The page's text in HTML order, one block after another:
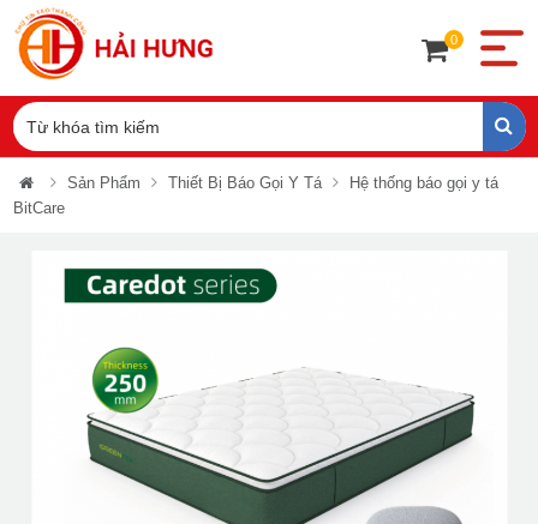
0
Sản Phẩm Thiết Bị Báo Gọi Y Tá
Hệ thống báo gọi y tá
BitCare